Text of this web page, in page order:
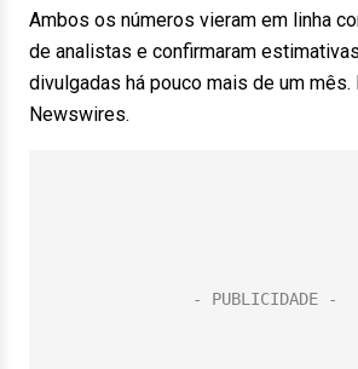
Ambos os números vieram em linha
de analistas e confirmaram
divulgadas há pouco mais de um
Newswires.